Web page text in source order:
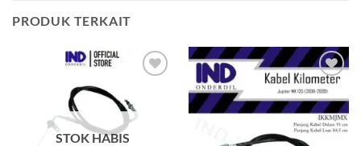
PRODUK TERKAIT
ke Wishlist
STOK HABIS
Tambahkan
ke Wishlist